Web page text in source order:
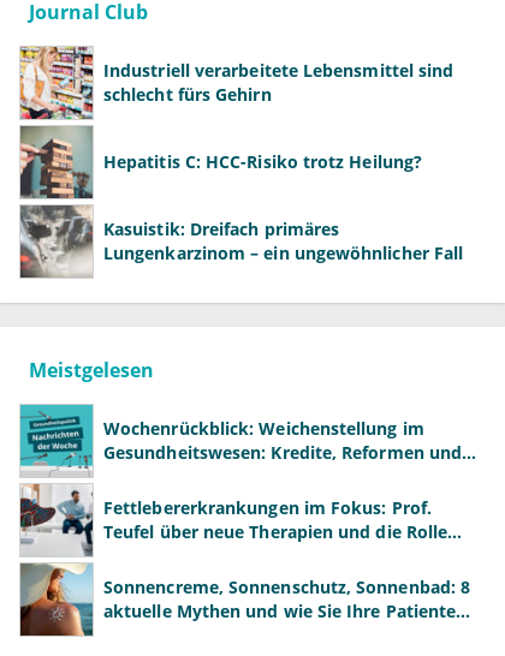
Journal Club
Industriell verarbeitete Lebensmittel sind
schlecht fürs Gehirn
Hepatitis C: HCC-Risiko trotz Heilung?
Kasuistik: Dreifach primäres
Lungenkarzinom – ein ungewöhnlicher Fall
Meistgelesen
Wochenrückblick: Weichenstellung im
Gesundheitswesen: Kredite, Reformen und
Fettlebererkrankungen im Fokus: Prof.
Teufel über neue Therapien und die Rolle
Sonnencreme, Sonnenschutz, Sonnenbad: 8
aktuelle Mythen und wie Sie Ihre Patienten